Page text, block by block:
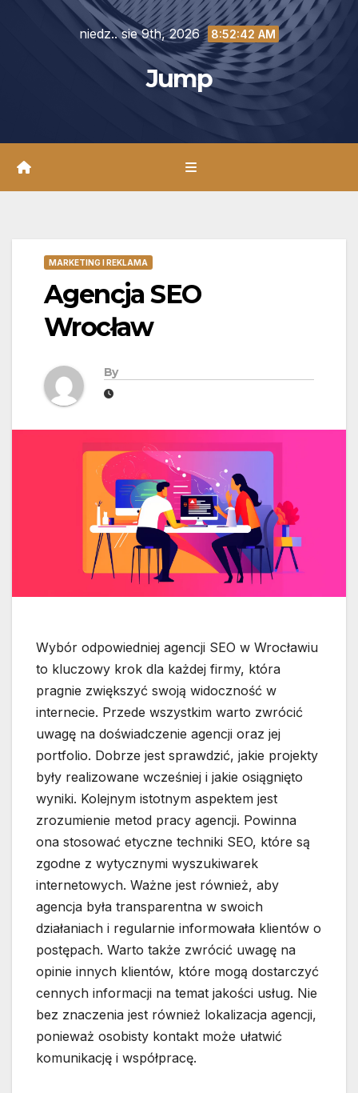
niedz.. sie 9th, 2026 8:52:44 AM
Jump
MARKETING I REKLAMA
Agencja SEO
Wrocław
By
Wybór odpowiedniej agencji SEO w Wrocławiu
to kluczowy krok dla każdej firmy, która
pragnie zwiększyć swoją widoczność w
internecie. Przede wszystkim warto zwrócić
uwagę na doświadczenie agencji oraz jej
portfolio. Dobrze jest sprawdzić, jakie projekty
były realizowane wcześniej i jakie osiągnięto
wyniki. Kolejnym istotnym aspektem jest
zrozumienie metod pracy agencji. Powinna
ona stosować etyczne techniki SEO, które są
zgodne z wytycznymi wyszukiwarek
internetowych. Ważne jest również, aby
agencja była transparentna w swoich
działaniach i regularnie informowała klientów o
postępach. Warto także zwrócić uwagę na
opinie innych klientów, które mogą dostarczyć
cennych informacji na temat jakości usług. Nie
bez znaczenia jest również lokalizacja agencji,
ponieważ osobisty kontakt może ułatwić
komunikację i współpracę.